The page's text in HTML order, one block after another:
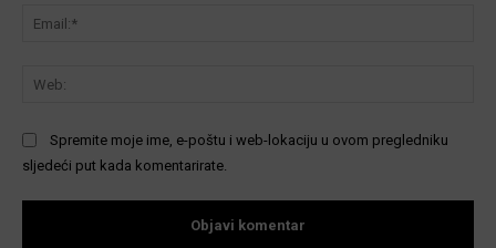
Spremite moje ime, e-poštu i web-lokaciju u ovom pregledniku
sljedeći put kada komentarirate.